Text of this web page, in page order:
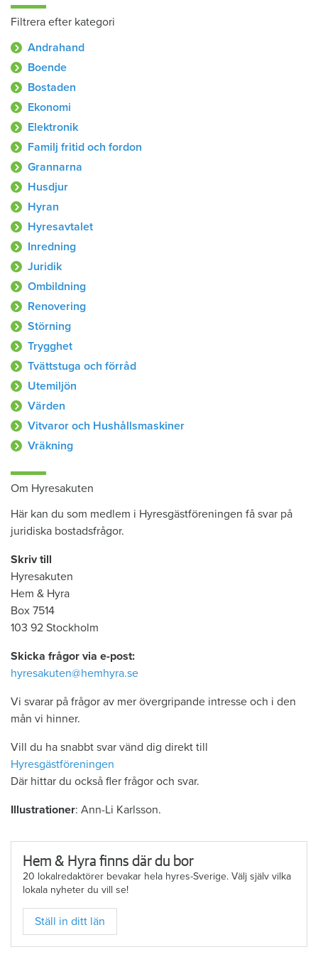
Filtrera efter kategori
Andrahand
Boende
Bostaden
Ekonomi
Elektronik
Familj fritid och fordon
Grannarna
Husdjur
Hyran
Hyresavtalet
Inredning
Juridik
Ombildning
Renovering
Störning
Trygghet
Tvättstuga och förråd
Utemiljön
Värden
Vitvaror och Hushållsmaskiner
Vräkning
Om Hyresakuten
Här kan du som medlem i Hyresgästföreningen få svar på
juridiska bostadsfrågor.
Skriv till
Hyresakuten
Hem & Hyra
Box 7514
103 92 Stockholm
Skicka frågor via e-post:
hyresakuten@hemhyra.se
Vi svarar på frågor av mer övergripande intresse och i den
mån vi hinner.
Vill du ha snabbt svar vänd dig direkt till
Hyresgästföreningen
Där hittar du också fler frågor och svar.
Illustrationer: Ann-Li Karlsson.
Hem & Hyra finns där du bor
20 lokalredaktörer bevakar hela hyres-Sverige. Välj själv vilka
lokala nyheter du vill se!
Ställ in ditt län